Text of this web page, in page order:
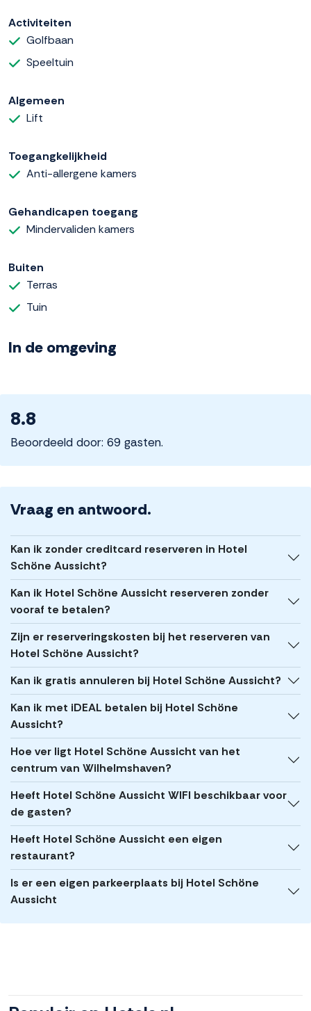
Activiteiten
Golfbaan
Speeltuin
Algemeen
Lift
Toegangkelijkheid
Anti-allergene kamers
Gehandicapen toegang
Mindervaliden kamers
Buiten
Terras
Tuin
In de omgeving
8.8
Beoordeeld door: 69 gasten.
Vraag en antwoord.
Kan ik zonder creditcard reserveren in Hotel
Schöne Aussicht?
Kan ik Hotel Schöne Aussicht reserveren zonder
vooraf te betalen?
Zijn er reserveringskosten bij het reserveren van
Hotel Schöne Aussicht?
Kan ik gratis annuleren bij Hotel Schöne Aussicht?
Kan ik met iDEAL betalen bij Hotel Schöne
Aussicht?
Hoe ver ligt Hotel Schöne Aussicht van het
centrum van Wilhelmshaven?
Heeft Hotel Schöne Aussicht WIFI beschikbaar voor
de gasten?
Heeft Hotel Schöne Aussicht een eigen
restaurant?
Is er een eigen parkeerplaats bij Hotel Schöne
Aussicht